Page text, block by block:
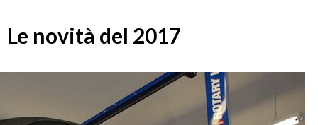
Le novità del 2017